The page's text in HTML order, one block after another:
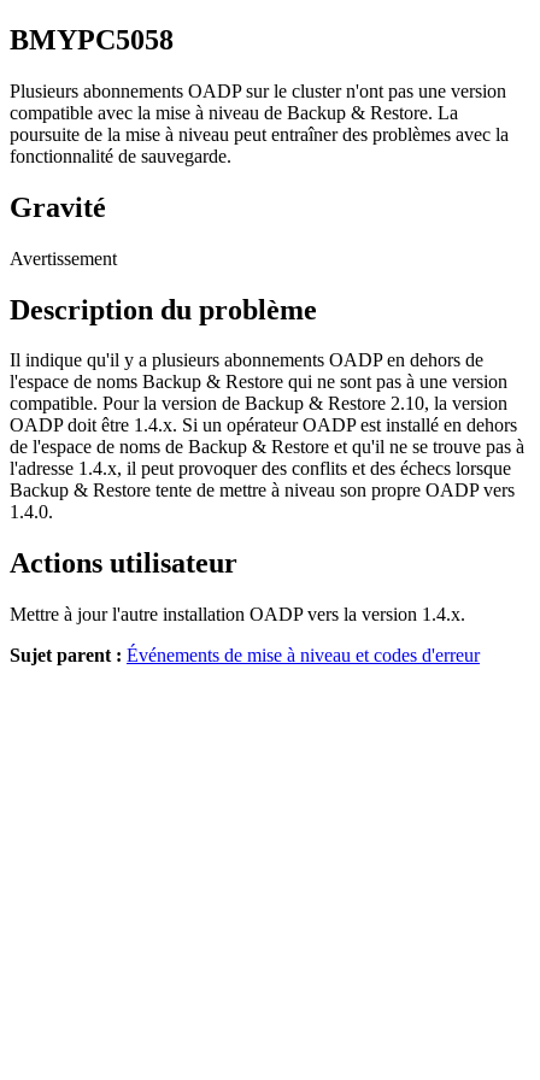
BMYPC5058
Plusieurs abonnements OADP sur le cluster n'ont pas une version
compatible avec la mise à niveau de Backup & Restore. La
poursuite de la mise à niveau peut entraîner des problèmes avec la
fonctionnalité de sauvegarde.
Gravité
Avertissement
Description du problème
Il indique qu'il y a plusieurs abonnements OADP en dehors de
l'espace de noms Backup & Restore qui ne sont pas à une version
compatible. Pour la version de Backup & Restore 2.10, la version
OADP doit être 1.4.x. Si un opérateur OADP est installé en dehors
de l'espace de noms de Backup & Restore et qu'il ne se trouve pas à
l'adresse 1.4.x, il peut provoquer des conflits et des échecs lorsque
Backup & Restore tente de mettre à niveau son propre OADP vers
1.4.0.
Actions utilisateur
Mettre à jour l'autre installation OADP vers la version 1.4.x.
Sujet parent : Événements de mise à niveau et codes d'erreur